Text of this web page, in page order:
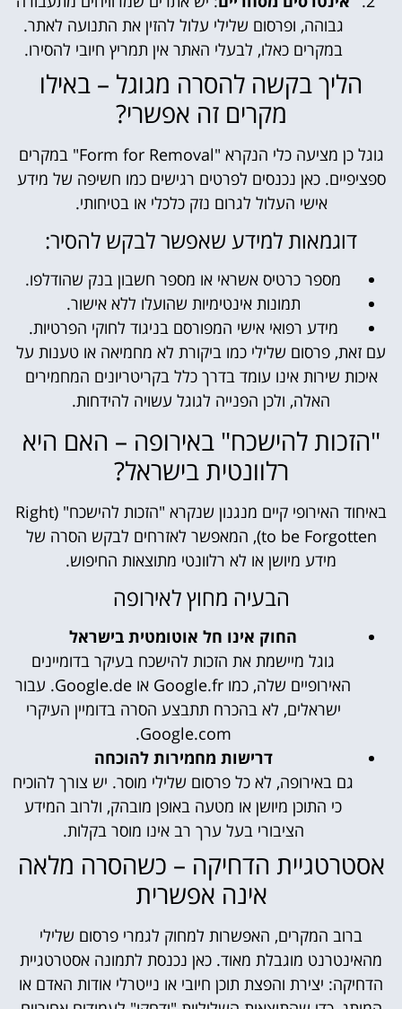
גבוהה, ופרסום שלילי עלול להזין את התנועה לאתר.
במקרים כאלו, לבעלי האתר אין תמריץ חיובי להסירו.
הליך בקשה להסרה מגוגל – באילו
מקרים זה אפשרי?
גוגל כן מציעה כלי הנקרא "Form for Removal" במקרים
ספציפיים. כאן נכנסים לפרטים רגישים כמו חשיפה של מידע
אישי העלול לגרום נזק כלכלי או בטיחותי.
דוגמאות למידע שאפשר לבקש להסיר:
מספר כרטיס אשראי או מספר חשבון בנק שהודלפו.
תמונות אינטימיות שהועלו ללא אישור.
מידע רפואי אישי המפורסם בניגוד לחוקי הפרטיות.
עם זאת, פרסום שלילי כמו ביקורת לא מחמיאה או טענות על
איכות שירות אינו עומד בדרך כלל בקריטריונים המחמירים
האלה, ולכן הפנייה לגוגל עשויה להידחות.
"הזכות להישכח" באירופה – האם היא
רלוונטית בישראל?
באיחוד האירופי קיים מנגנון שנקרא "הזכות להישכח" (Right
to be Forgotten), המאפשר לאזרחים לבקש הסרה של
מידע מיושן או לא רלוונטי מתוצאות החיפוש.
הבעיה מחוץ לאירופה
החוק אינו חל אוטומטית בישראל
גוגל מיישמת את הזכות להישכח בעיקר בדומיינים
האירופיים שלה, כמו Google.fr או Google.de. עבור
ישראלים, לא בהכרח תתבצע הסרה בדומיין העיקרי
Google.com.
דרישות מחמירות להוכחה
גם באירופה, לא כל פרסום שלילי מוסר. יש צורך להוכיח
כי התוכן מיושן או מטעה באופן מובהק, ולרוב המידע
הציבורי בעל ערך רב אינו מוסר בקלות.
אסטרטגיית הדחיקה – כשהסרה מלאה
אינה אפשרית
ברוב המקרים, האפשרות למחוק לגמרי פרסום שלילי
מהאינטרנט מוגבלת מאוד. כאן נכנסת לתמונה אסטרטגיית
הדחיקה: יצירת והפצת תוכן חיובי או נייטרלי אודות האדם או